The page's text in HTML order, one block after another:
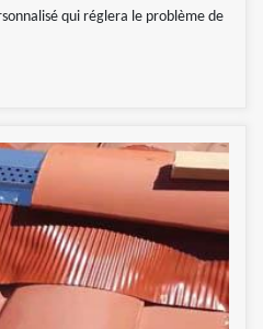
qui réglera le problème de